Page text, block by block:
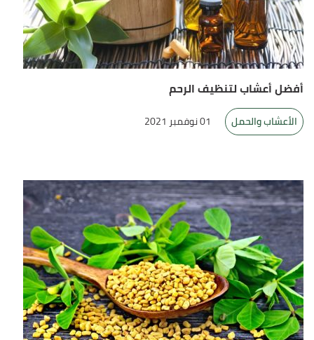
أفضل أعشاب لتنظيف الرحم
الأعشاب والحمل 01 نوفمبر 2021